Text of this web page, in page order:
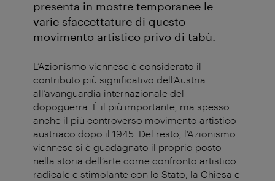
presenta in mostre temporanee le
varie sfaccettature di questo
movimento artistico privo di tabù.
L’Azionismo viennese è considerato il
contributo più significativo dell’Austria
all’avanguardia internazionale del
dopoguerra. È il più importante, ma spesso
anche il più controverso movimento artistico
austriaco dopo il 1945. Del resto, l’Azionismo
viennese si è guadagnato il proprio posto
nella storia dell’arte come confronto artistico
radicale e stimolante con lo Stato, la Chiesa e